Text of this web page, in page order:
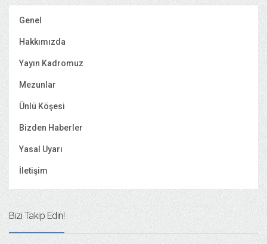
Genel
Hakkımızda
Yayın Kadromuz
Mezunlar
Ünlü Köşesi
Bizden Haberler
Yasal Uyarı
İletişim
Bizi Takip Edin!